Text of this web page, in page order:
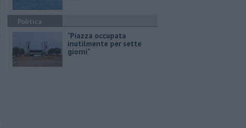
Politica
"Piazza occupata
inutilmente per sette
giorni"